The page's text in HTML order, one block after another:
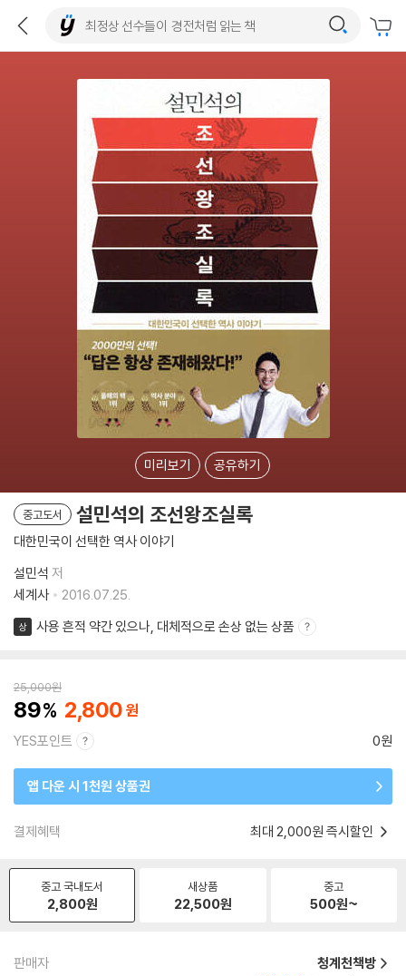
미리보기 공유하기
중고도서 설민석의 조선왕조실록
대한민국이 선택한 역사 이야기
설민석 저
세계사
2016.07.25.
상 사용 흔적 약간 있으나, 대체적으로 손상 없는 상품
25,000원
89 2,800
YES포인트 0원
앱 다운 시 1천원 상품권
결제혜택 최대 2,000원 즉시할인
중고 국내도서
2,800원
새상품
22,500원
중고
500원~
판매자 청계천책방